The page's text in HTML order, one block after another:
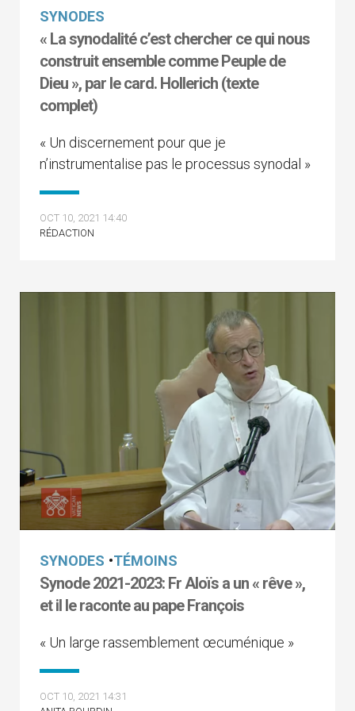
SYNODES
« La synodalité c’est chercher ce qui nous
construit ensemble comme Peuple de
Dieu », par le card. Hollerich (texte
complet)
« Un discernement pour que je
n’instrumentalise pas le processus synodal »
OCT 10, 2021 14:40
RÉDACTION
SYNODES •TÉMOINS
Synode 2021-2023: Fr Aloïs a un « rêve »,
et il le raconte au pape François
« Un large rassemblement œcuménique »
OCT 10, 2021 14:31